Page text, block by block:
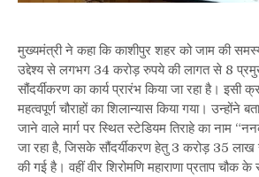
मुख्यमंत्री ने कहा कि काशीपुर शहर को जाम की
उद्देश्य से लगभग 34 करोड़ रुपये की लागत से 8 प्रमुख
सौंदर्यीकरण का कार्य प्रारंभ किया जा रहा है। इसी
महत्वपूर्ण चौराहों का शिलान्यास किया गया। उन्होंने
जाने वाले मार्ग पर स्थित स्टेडियम तिराहे का नाम
जा रहा है, जिसके सौंदर्यीकरण हेतु 3 करोड़ 35 लाख
की गई है। वहीं वीर शिरोमणि महाराणा प्रताप चौक